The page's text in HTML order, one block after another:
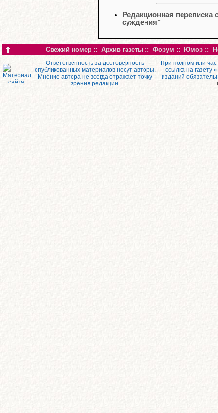
Редакционная
суждения"
Свежий номер :: Архив газеты :: Форум :: Юмор ::
Ответственность за достоверность
опубликованных материалов несут авторы.
Мнение автора не всегда отражает точку
зрения редакции.
При полном или
ссылка на газету
изданий